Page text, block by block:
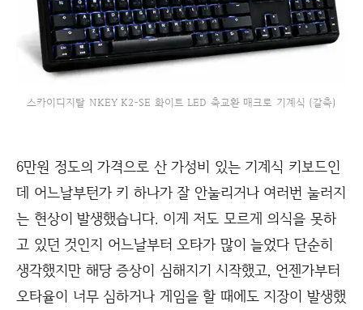
스카이디지탈 NKEY K2-SE 화이트 LED 축교환 매크로 기계식 (갈축)
6만원 정도의 가격으로 산 가성비 있는 기계식 키보드인
데 어느날부턴가 키 하나가 잘 안눌리거나 여러번 눌러지
는 현상이 발생했습니다. 이게 저도 모르게 의식을 못하
고 있던 것인지 어느날부터 오타가 많이 늘었다 단순히
생각했지만 해당 증상이 심해지기 시작했고, 언젠가부터
오타율이 너무 심하거나 게임을 할 때에도 지장이 발생했